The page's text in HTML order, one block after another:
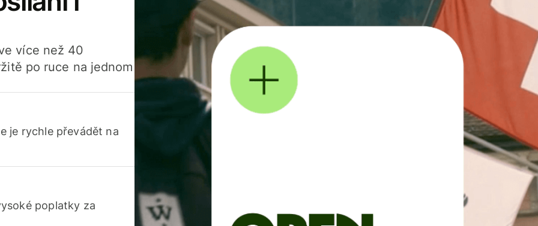
více než 40
po ruce na jednom
je rychle převádět na
poplatky za